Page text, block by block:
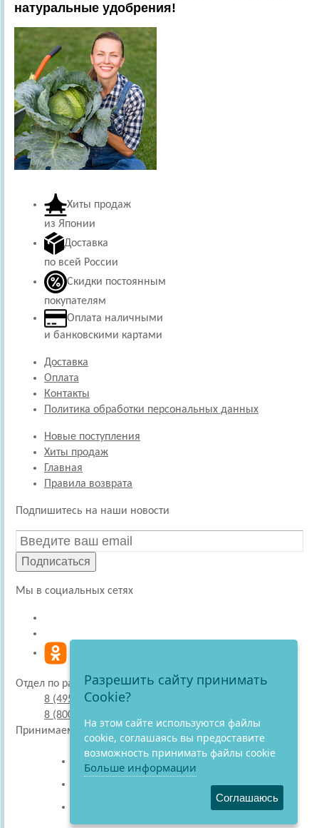
натуральные удобрения!
Хиты продаж
из Японии
Доставка
по всей России
Скидки постоянным
покупателям
Оплата наличными
и банковскими картами
Доставка
Оплата
Контакты
Политика обработки персональных данных
Новые поступления
Хиты продаж
Главная
Правила возврата
Подпишитесь на наши новости
Подписаться
Мы в социальных сетях
Отдел по работе с покупателями
8 (495) 220-51-30
8 (800) 707-27-19
Принимаем к оплате
Разрешить сайту принимать
Cookie?
На этом сайте используются файлы
cookie, соглашаясь вы предоставите
возможность принимать файлы cookie
Больше информации
Соглашаюсь